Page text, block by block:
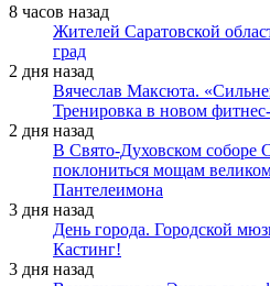
8 часов назад
Жителей Саратовской
град
2 дня назад
Вячеслав Максюта.
Тренировка в новом
2 дня назад
В Свято-Духовском соборе
поклониться мощам
Пантелеимона
3 дня назад
День города. Городской
Кастинг!
3 дня назад